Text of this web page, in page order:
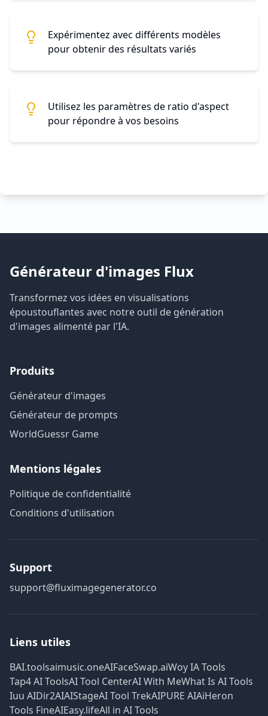
Expérimentez avec différents modèles
pour obtenir des résultats variés
Utilisez les paramètres de ratio d'aspect
pour répondre à vos besoins
Générateur d'images Flux
Transformez vos idées en visualisations
époustouflantes avec notre outil de génération
d'images alimenté par l'IA.
Produits
Générateur d'images
Générateur de prompts
WorldGuessr Game
Mentions légales
Politique de confidentialité
Conditions d'utilisation
Support
support@fluximagegenerator.co
Liens utiles
BAI.toolsaimusic.oneAIFaceSwap.aiWoy IA Tools
Tap4 AI ToolsAI Tool CenterAI With MeWhat Is AI Tools
Iuu AIDir2AIAIStageAI Tool TrekAIPURE AIAiHeron
Tools FineAIEasy.lifeAll in AI Tools